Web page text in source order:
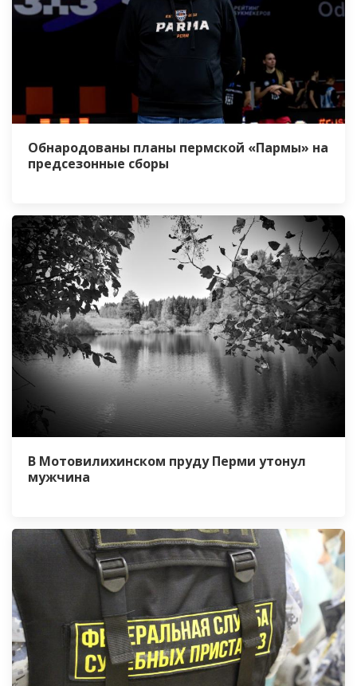
Обнародованы планы пермской «Пармы» на
предсезонные сборы
В Мотовилихинском пруду Перми утонул
мужчина